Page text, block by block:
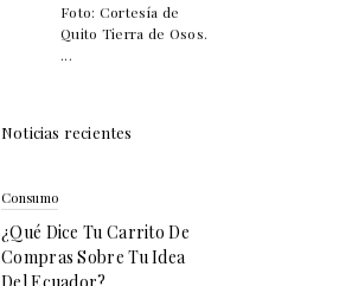
Foto: Cortesía de
Quito Tierra de Osos.
...
Noticias recientes
Consumo
¿Qué Dice Tu Carrito De
Compras Sobre Tu Idea